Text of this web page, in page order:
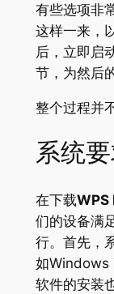
有些选项非
这样一来，
后，立即启
节，为然后
整个过程并
系统
在下载WPS
们的设备满
行。首先，
如Windows
软件的安装